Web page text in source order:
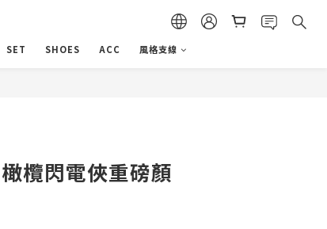
SET SHOES ACC 風格支線
欖閃電俠重磅顏